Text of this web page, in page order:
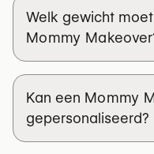
Welk gewicht
Mommy Makeover
Kan een Mommy
gepersonaliseerd?